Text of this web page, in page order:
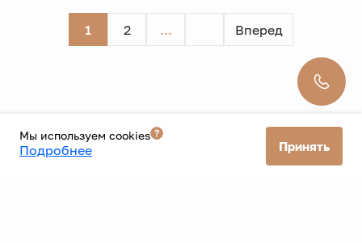
1 2 ... Вперед
Мы используем cookies
Подробнее Принять